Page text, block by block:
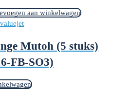
aan winkelwagen
Mutoh (5 stuks)
FB-SO3)